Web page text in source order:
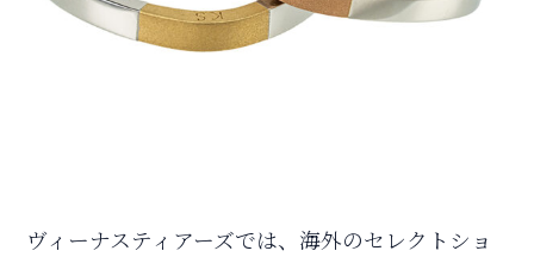
ヴィーナスティアーズでは、海外のセレクトショ